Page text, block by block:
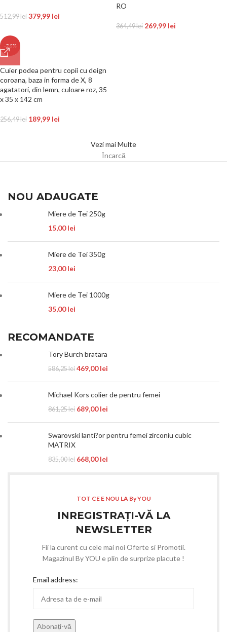
512,99lei 379,99 lei
RO
364,49lei 269,99 lei
-26%
Cuier podea pentru copii cu deign
coroana, baza in forma de X, 8
agatatori, din lemn, culoare roz, 35
x 35 x 142 cm
256,49lei 189,99 lei
Vezi mai Multe
Încarcă
NOU ADAUGATE
Miere de Tei 250g
15,00lei
Miere de Tei 350g
23,00lei
Miere de Tei 1000g
35,00lei
RECOMANDATE
Tory Burch bratara
586,25lei 469,00lei
Michael Kors colier de pentru femei
861,25lei 689,00lei
Swarovski lanti?or pentru femei zirconiu cubic
MATRIX
835,00lei 668,00lei
TOT CE E NOU LA By YOU
INREGISTRAȚI-VĂ LA
NEWSLETTER
Fii la curent cu cele mai noi Oferte si Promotii.
Magazinul By YOU e plin de surprize placute !
Email address: